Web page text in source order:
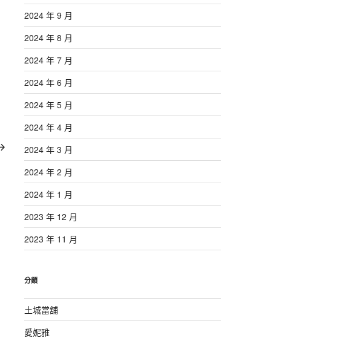
2024 年 9 月
2024 年 8 月
2024 年 7 月
2024 年 6 月
2024 年 5 月
2024 年 4 月
2024 年 3 月
2024 年 2 月
2024 年 1 月
2023 年 12 月
2023 年 11 月
分類
土城當舖
愛妮雅